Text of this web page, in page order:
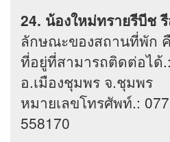
24. น้องใหม่ทรายรีบีช
ลักษณะของสถานที่พัก
ที่อยู่ที่สามารถติดต่อได้
อ.เมืองชุมพร จ.ชุมพร
หมายเลขโทรศัพท์.:
558170